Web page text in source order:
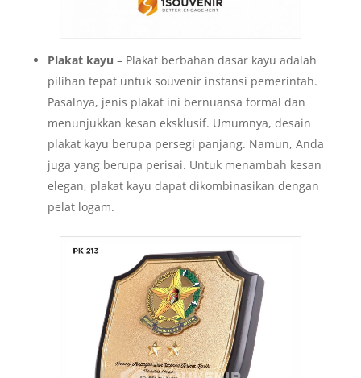
Plakat kayu – Plakat berbahan dasar kayu adalah
pilihan tepat untuk souvenir instansi pemerintah.
Pasalnya, jenis plakat ini bernuansa formal dan
menunjukkan kesan eksklusif. Umumnya, desain
plakat kayu berupa persegi panjang. Namun, Anda
juga yang berupa perisai. Untuk menambah kesan
elegan, plakat kayu dapat dikombinasikan dengan
pelat logam.